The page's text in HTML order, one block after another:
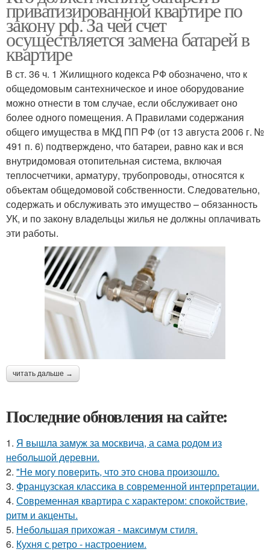
приватизированной квартире по
закону рф. За чей счет
осуществляется замена батарей в
квартире
В ст. 36 ч. 1 Жилищного кодекса РФ обозначено, что к
общедомовым сантехническое и иное оборудование
можно отнести в том случае, если обслуживает оно
более одного помещения. А Правилами содержания
общего имущества в МКД ПП РФ (от 13 августа 2006 г. №
491 п. 6) подтверждено, что батареи, равно как и вся
внутридомовая отопительная система, включая
теплосчетчики, арматуру, трубопроводы, относятся к
объектам общедомовой собственности. Следовательно,
содержать и обслуживать это имущество – обязанность
УК, и по закону владельцы жилья не должны оплачивать
эти работы.
читать дальше →
Последние обновления на сайте:
1. Я вышла замуж за москвича, а сама родом из
небольшой деревни.
2. "Не могу поверить, что это снова произошло.
3. Французская классика в современной интерпретации.
4. Современная квартира с характером: спокойствие,
ритм и акценты.
5. Небольшая прихожая - максимум стиля.
6. Кухня с ретро - настроением.